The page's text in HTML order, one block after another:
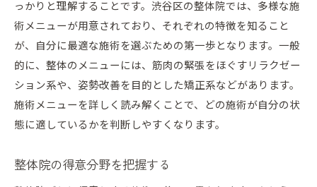
っかりと理解することです。渋谷区の整体院では、多様な施
術メニューが用意されており、それぞれの特徴を知ること
が、自分に最適な施術を選ぶための第一歩となります。一般
的に、整体のメニューには、筋肉の緊張をほぐすリラクゼー
ション系や、姿勢改善を目的とした矯正系などがあります。
施術メニューを詳しく読み解くことで、どの施術が自分の状
態に適しているかを判断しやすくなります。
整体院の得意分野を把握する